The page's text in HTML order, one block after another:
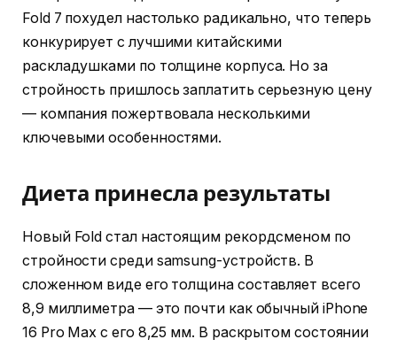
Fold 7 похудел настолько радикально, что теперь
конкурирует с лучшими китайскими
раскладушками по толщине корпуса. Но за
стройность пришлось заплатить серьезную цену
— компания пожертвовала несколькими
ключевыми особенностями.
Диета принесла результаты
Новый Fold стал настоящим рекордсменом по
стройности среди samsung-устройств. В
сложенном виде его толщина составляет всего
8,9 миллиметра — это почти как обычный iPhone
16 Pro Max с его 8,25 мм. В раскрытом состоянии